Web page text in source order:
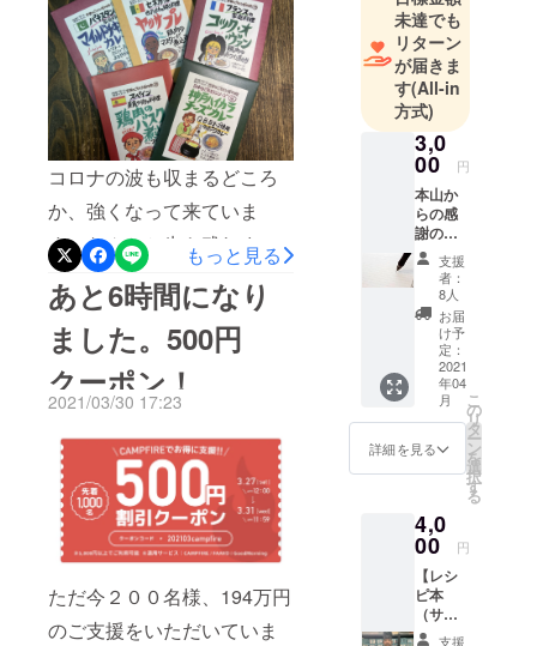
言が出て、売り上げが無く
なり、支払いの事を考える
と不安でどうしようもなく
クラウドファンディングに
挑戦させていただきまし
た。本当に沢山の方々が自
分事に考えてくださったの
だと思います。必ず、コロ
ナに打ち勝ってまた元気な
姿でお会いできたらと思い
ます。本当にありがとうご
ざいました！世界のごちそ
う博物館本山
コロナの波も収まるどころ
か、強くなって来ていま
す。なんとか生き残れます
ように！あと2時間です。ど
うかよろしくお願いしま
す！
もっと見る
あと6時間になり
ました。500円
クーポン！
2021/03/30 17:23
ただ今２００名様、194万円
のご支援をいただいていま
インドでイ
ンド料理に
はまる。以
後、日本の
インド料理
屋店やアジ
ア料理店で
修行を経験
しながら、
世界30か国
を巡り、現
地で料理を
教わる。33
歳の時、世
界の料理と
お酒が楽し
めるレスト
ランをオー
料理を提供
するイベン
トを開催し
「世界の料
未達でも
リターン
が届きま
す(All-in
方式)
3,0
00 円
本山か
らの感
謝のお
手紙！
★上乗
せ支
援！３
０００
円以上
の支援
もでき
ます！
合わせ
てよろ
しくお
願いし
支援
者：
8人
お届
け予
定：
2021
年04
月
詳細を見る
こ
の
リ
タ
ー
ン
を
選
択
す
る
4,0
00 円
【レシ
ピ本
（サイ
ン入支援